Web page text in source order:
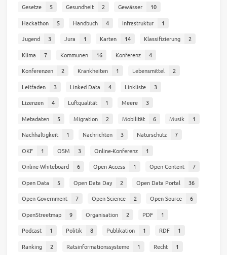
Gesetze
5 Gesundheit 2 Gewässer
10
Hackathon
5 Handbuch 4 Infrastruktur
1
Jugend
3 Jura 1 Karten 14 Klassifizierung
2
Klima
7 Kommunen 16 Konferenz
4
Konferenzen
2 Krankheiten 1 Lebensmittel
2
Leitfaden
3 Linked Data 4 Linkliste
3
Lizenzen
4 Luftqualität 1 Meere
3
Metadaten
5 Migration 2 Mobilität 6 Musik
1
Nachhaltigkeit
1 Nachrichten 3 Naturschutz
7
OKF
1 OSM 3 Online-Konferenz
1
Online-Whiteboard
6 Open Access 1 Open Content
7
Open Data
5 Open Data Day 2 Open Data Portal
36
Open Government
7 Open Science 2 Open Source
6
OpenStreetmap
9 Organisation 2 PDF
1
Podcast
1 Politik 8 Publikation 1 RDF
1
Ranking
2 Ratsinformationssysteme 1 Recht
1